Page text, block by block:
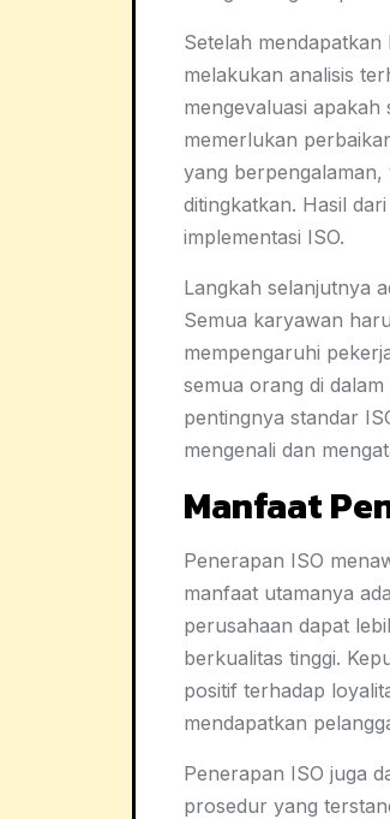
Setelah
melakukan analisis
mengevaluasi apakah
memerlukan
yang
ditingkatkan. Hasil
implementasi ISO.
Langkah selanjutnya
Semua karyawan
mempengaruhi
semua orang di
pentingnya standar
mengenali dan
Manfaat
Penerapan ISO
manfaat utamanya
perusahaan dapat
berkualitas tinggi.
positif terhadap
mendapatkan
Penerapan ISO juga
prosedur yang